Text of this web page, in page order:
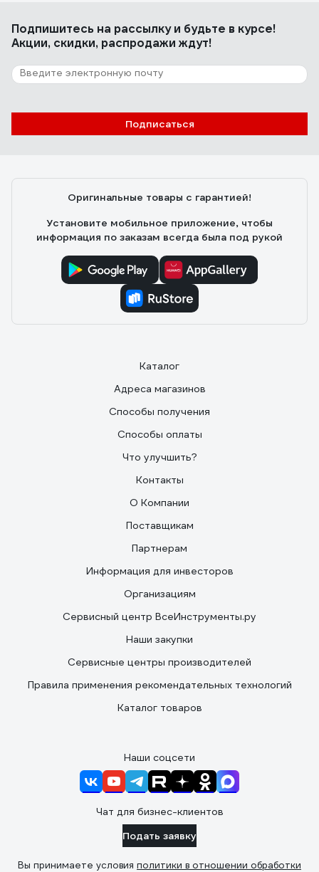
Подпишитесь на рассылкуи будьте в курсе!
Акции, скидки, распродажи ждут!
Подписаться
Оригинальные товары с гарантией!
Установите мобильное приложение, чтобы
информация по заказам всегда была под рукой
Каталог
Адреса магазинов
Способы получения
Способы оплаты
Что улучшить?
Контакты
О Компании
Поставщикам
Партнерам
Информация для инвесторов
Организациям
Сервисный центр ВсеИнструменты.ру
Наши закупки
Сервисные центры производителей
Правила применения рекомендательных технологий
Каталог товаров
Наши соцсети
Чат для бизнес-клиентов
Подать заявку
Вы принимаете условия политики в отношении обработки